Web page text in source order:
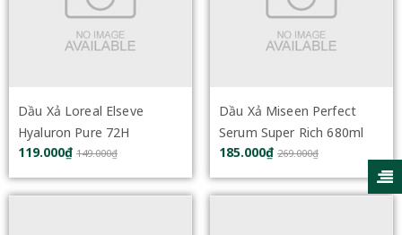
Dầu Xả Loreal Elseve
Hyaluron Pure 72H
Rehydrating Conditiner
265ml
119.000₫ 149.000₫
Dầu Xả Miseen Perfect
Serum Super Rich 680ml
185.000₫ 269.000₫